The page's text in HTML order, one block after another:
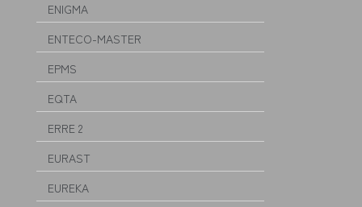
ENIGMA
ENTECO-MASTER
EPMS
EQTA
ERRE 2
EURAST
EUREKA